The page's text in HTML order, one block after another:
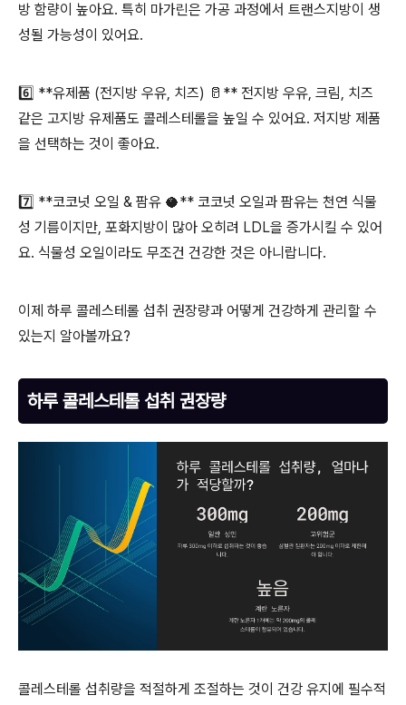
방 함량이 높아요. 특히 마가린은 가공 과정에서 트랜스지방이 생
성될 가능성이 있어요.
6️⃣ **유제품 (전지방 우유, 치즈) 🥛** 전지방 우유, 크림, 치즈
같은 고지방 유제품도 콜레스테롤을 높일 수 있어요. 저지방 제품
을 선택하는 것이 좋아요.
7️⃣ **코코넛 오일 & 팜유 🥥** 코코넛 오일과 팜유는 천연 식물
성 기름이지만, 포화지방이 많아 오히려 LDL을 증가시킬 수 있어
요. 식물성 오일이라도 무조건 건강한 것은 아니랍니다.
이제 하루 콜레스테롤 섭취 권장량과 어떻게 건강하게 관리할 수
있는지 알아볼까요?
하루 콜레스테롤 섭취 권장량
콜레스테롤 섭취량을 적절하게 조절하는 것이 건강 유지에 필수적